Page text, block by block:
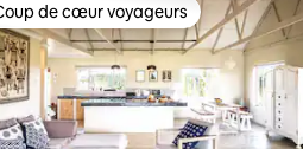
de cœur voyageurs
de cœur voyageurs